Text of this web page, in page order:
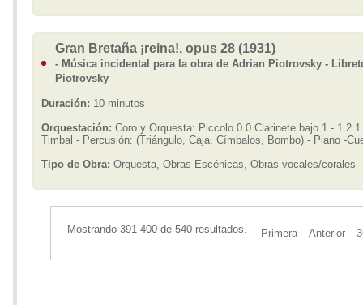
Gran Bretaña ¡reina!, opus 28 (1931)
- Música incidental para la obra de Adrian Piotrovsky -
Piotrovsky
Duración: 10 minutos
Orquestación: Coro y Orquesta: Piccolo.0.0.Clarinete bajo.1 -
Timbal - Percusión: (Triángulo, Caja, Címbalos, Bombo) - Piano -
Tipo de Obra: Orquesta, Obras Escénicas, Obras vocales/corales
Mostrando 391-400 de 540 resultados. Primera Anterior